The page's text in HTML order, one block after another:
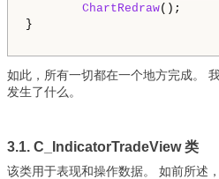
ChartRedraw();
}
如此，所有一切都在一个地方完成。
发生了什么。
3.1. C_IndicatorTradeView 类
该类用于表现和操作数据。 如前所述